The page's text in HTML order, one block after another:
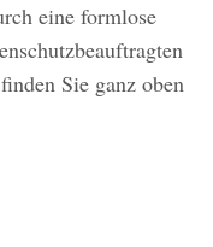
eine formlose
Sie ganz oben